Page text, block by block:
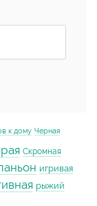
к дому Черная
Скромная
игривая
рыжий